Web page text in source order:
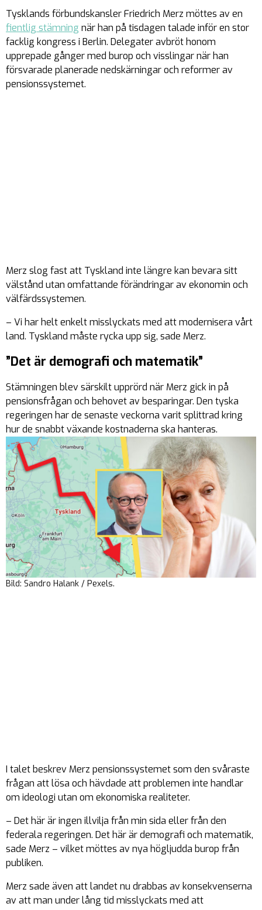
Tysklands förbundskansler Friedrich Merz möttes av en
fientlig stämning när han på tisdagen talade inför en stor
facklig kongress i Berlin. Delegater avbröt honom
upprepade gånger med burop och visslingar när han
försvarade planerade nedskärningar och reformer av
pensionssystemet.
Merz slog fast att Tyskland inte längre kan bevara sitt
välstånd utan omfattande förändringar av ekonomin och
välfärdssystemen.
– Vi har helt enkelt misslyckats med att modernisera vårt
land. Tyskland måste rycka upp sig, sade Merz.
”Det är demografi och matematik”
Stämningen blev särskilt upprörd när Merz gick in på
pensionsfrågan och behovet av besparingar. Den tyska
regeringen har de senaste veckorna varit splittrad kring
hur de snabbt växande kostnaderna ska hanteras.
Bild: Sandro Halank / Pexels.
I talet beskrev Merz pensionssystemet som den svåraste
frågan att lösa och hävdade att problemen inte handlar
om ideologi utan om ekonomiska realiteter.
– Det här är ingen illvilja från min sida eller från den
federala regeringen. Det här är demografi och matematik,
sade Merz – vilket möttes av nya högljudda burop från
publiken.
Merz sade även att landet nu drabbas av konsekvenserna
av att man under lång tid misslyckats med att